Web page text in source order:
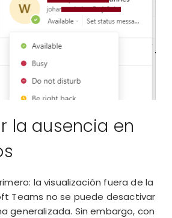
la ausencia en
la visualización fuera de la
Teams no se puede desactivar
generalizada. Sin embargo, con